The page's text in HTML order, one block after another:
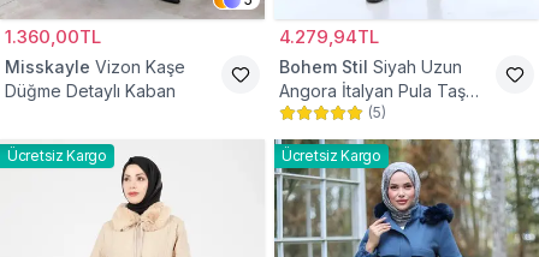
1.360,00TL
Misskayle Vizon Kaşe
Düğme Detaylı Kaban
4.279,94TL
Bohem Stil Siyah Uzun
Angora İtalyan Pula Taş
Detaylı Tesettür Kaban
(5)
Ücretsiz Kargo Ücretsiz Kargo